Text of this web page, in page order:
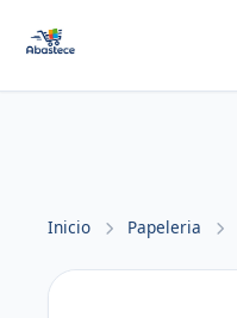
Inicio Papeleria